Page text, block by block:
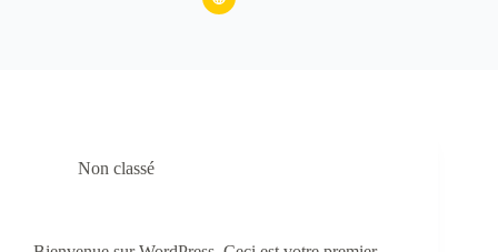
Non classé